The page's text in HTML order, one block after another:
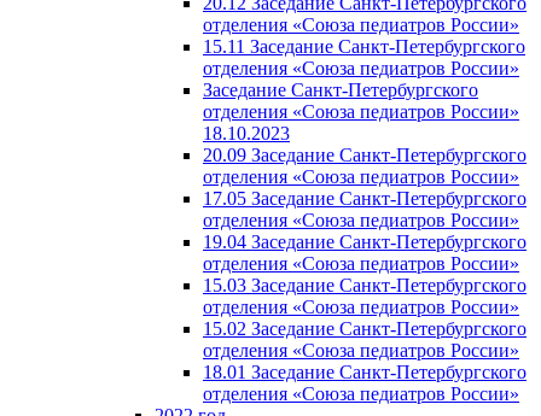
отделения «Союза педиатров России»
15.11 Заседание Санкт-Петербургского
отделения «Союза педиатров России»
Заседание Санкт-Петербургского
отделения «Союза педиатров России»
18.10.2023
20.09 Заседание Санкт-Петербургского
отделения «Союза педиатров России»
17.05 Заседание Санкт-Петербургского
отделения «Союза педиатров России»
19.04 Заседание Санкт-Петербургского
отделения «Союза педиатров России»
15.03 Заседание Санкт-Петербургского
отделения «Союза педиатров России»
15.02 Заседание Санкт-Петербургского
отделения «Союза педиатров России»
18.01 Заседание Санкт-Петербургского
отделения «Союза педиатров России»